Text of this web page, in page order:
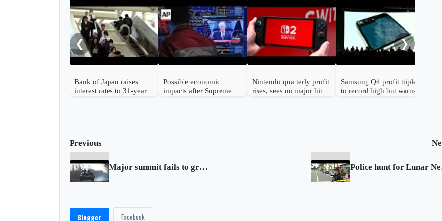
❮
Bank of Japan raises
interest rates to 31-year
Possible economic
impacts after Supreme
Nintendo quarterly profit
rises, sees no major hit
Samsung Q4 profit triples
to record high but warns
❯
Previous
Major summit fails to green light Ukraine tank aid
Blogger Facebook